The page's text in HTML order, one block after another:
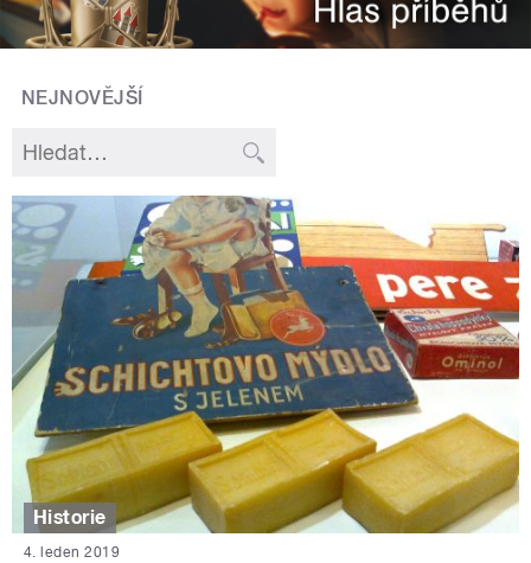
NEJNOVĚJŠÍ
Historie
4. leden 2019